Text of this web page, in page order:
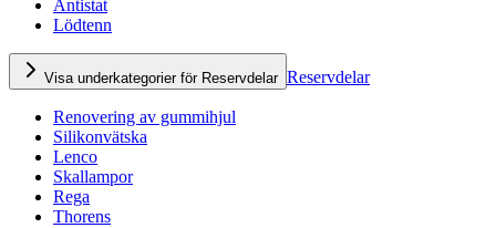
Antistat
Lödtenn
Visa underkategorier för Reservdelar Reservdelar
Renovering av gummihjul
Silikonvätska
Lenco
Skallampor
Rega
Thorens